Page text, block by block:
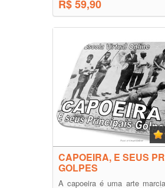
R$ 59,90
CAPOEIRA, E SEUS
GOLPES
A capoeira é uma arte